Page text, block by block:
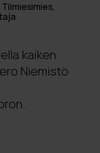
kaiken
Niemistö